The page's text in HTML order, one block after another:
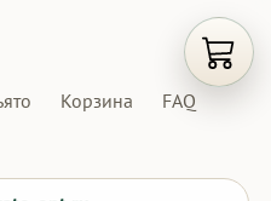
Корзина FAQ